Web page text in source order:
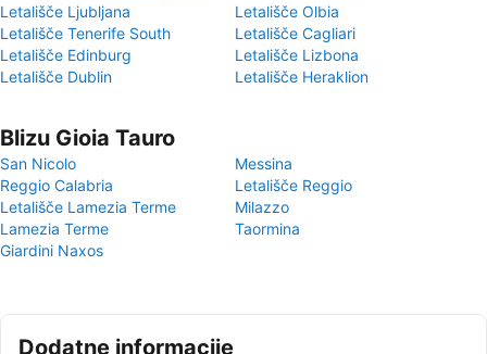
Letališče Ljubljana
Letališče Olbia
Letališče Tenerife South
Letališče Cagliari
Letališče Edinburg
Letališče Lizbona
Letališče Dublin
Letališče Heraklion
Blizu Gioia Tauro
San Nicolo
Messina
Reggio Calabria
Letališče Reggio
Letališče Lamezia Terme
Milazzo
Lamezia Terme
Taormina
Giardini Naxos
Dodatne informacije